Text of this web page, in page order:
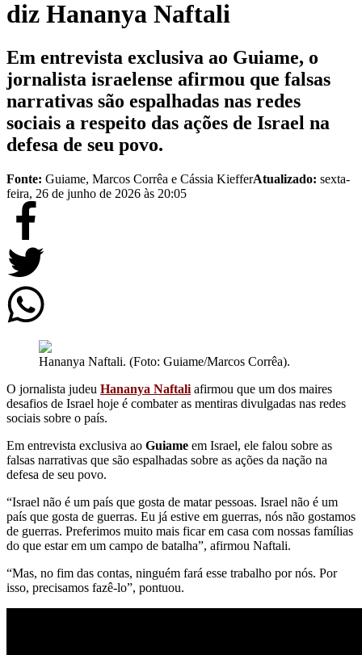
diz Hananya Naftali
Em entrevista exclusiva ao Guiame, o
jornalista israelense afirmou que falsas
narrativas são espalhadas nas redes
sociais a respeito das ações de Israel na
defesa de seu povo.
Fonte: Guiame, Marcos Corrêa e Cássia KiefferAtualizado: sexta-
feira, 26 de junho de 2026 às 20:05
Hananya Naftali. (Foto: Guiame/Marcos Corrêa).
O jornalista judeu Hananya Naftali afirmou que um dos maires
desafios de Israel hoje é combater as mentiras divulgadas nas redes
sociais sobre o país.
Em entrevista exclusiva ao Guiame em Israel, ele falou sobre as
falsas narrativas que são espalhadas sobre as ações da nação na
defesa de seu povo.
“Israel não é um país que gosta de matar pessoas. Israel não é um
país que gosta de guerras. Eu já estive em guerras, nós não gostamos
de guerras. Preferimos muito mais ficar em casa com nossas famílias
do que estar em um campo de batalha”, afirmou Naftali.
“Mas, no fim das contas, ninguém fará esse trabalho por nós. Por
isso, precisamos fazê-lo”, pontuou.